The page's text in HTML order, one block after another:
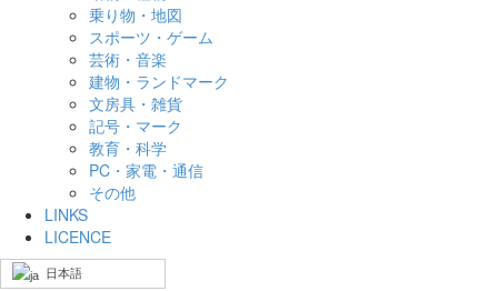
乗り物・地図
スポーツ・ゲーム
芸術・音楽
建物・ランドマーク
文房具・雑貨
記号・マーク
教育・科学
PC・家電・通信
その他
LINKS
LICENCE
日本語